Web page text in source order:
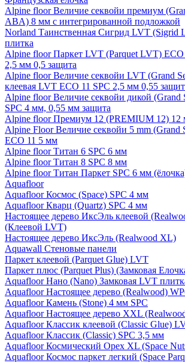
Alpine floor Величие секвойи премиум
ABA) 8 мм с интегрированной подложкой
Norland Таинственная Сигрид LVT (Sigrid
плитка
Alpine floor Паркет LVT (Parquet LVT) ECO
2,5 мм 0,5 защита
Alpine floor Величие секвойи LVT (Grand
клеевая LVT ECO 11 SPC 2,5 мм 0,55
Alpine floor Величие секвойи дикой (Grand
SPC 4 мм, 0,55 мм защита
Alpine floor Премиум 12 (PREMIUM 12) 12
Alpine Floor Величие секвойи 5 mm (Grand
ECO 11 5 мм
Alpine floor Титан 6 SPC 6 мм
Alpine floor Титан 8 SPC 8 мм
Alpine floor Титан Паркет SPC 6 мм
Aquafloor
Aquafloor Космос (Space) SPC 4 мм
Aquafloor Кварц (Quartz) SPC 4 мм
Настоящее дерево ИксЭль клеевой
(Клеевой LVT)
Настоящее дерево ИксЭль (Realwood XL)
Aquawall Стеновые панели
Паркет клеевой (Parquet Glue) LVT
Паркет плюс (Parquet Plus) (Замковая
Aquafloor Нано (Nano) Замковая LVT
Aquafloor Настоящее дерево (Realwood)
Aquafloor Камень (Stone) 4 мм SPC
Aquafloor Настоящее дерево XXL
Aquafloor Классик клеевой (Classic Glue)
Aquafloor Классик (Classic) SPC 3,5 мм
Aquafloor Космический Орех XL (Space
Aquafloor Космос паркет легкий (Space